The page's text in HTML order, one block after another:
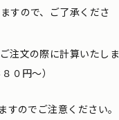
すので、ご了承くださ
注文の際に計算いたしま
０円〜）
のでご注意ください。